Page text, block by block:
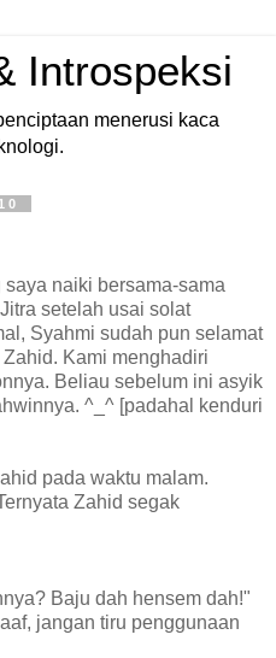
Introspeksi
menerusi kaca
naiki bersama-sama
setelah usai solat
Syahmi sudah pun selamat
Kami menghadiri
Beliau sebelum ini asyik
^_^ [padahal kenduri
pada waktu malam.
Zahid segak
Baju dah hensem dah!"
jangan tiru penggunaan